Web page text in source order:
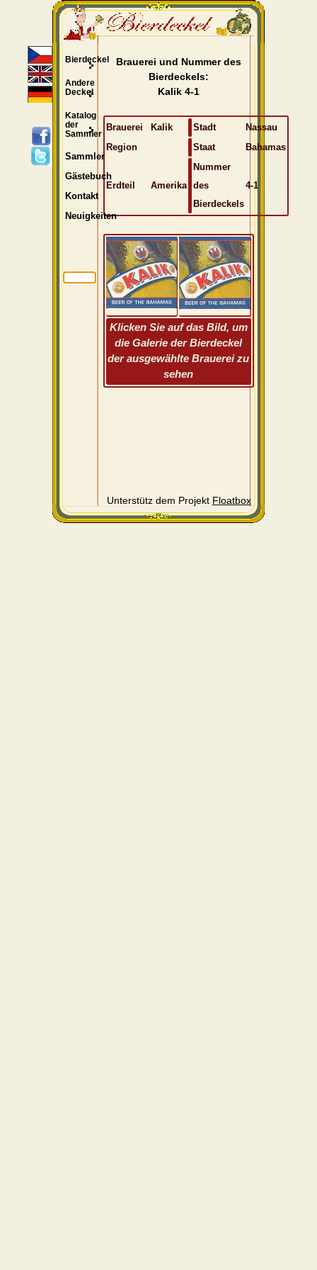
Brauerei und Nummer des
Bierdeckels:
Kalik 4-1
Brauerei Kalik Stadt
Nassau
Region
Staat Bahamas
Erdteil Amerika
Nummer
des
Bierdeckels
4-1
Klicken Sie auf das Bild, um
die Galerie der Bierdeckel
der ausgewählte Brauerei zu
sehen
Unterstütz dem Projekt Floatbox
Bierdeckel
Andere
Deckel
Katalog
der
Sammler
Sammler
Gästebuch
Kontakt
Neuigkeiten